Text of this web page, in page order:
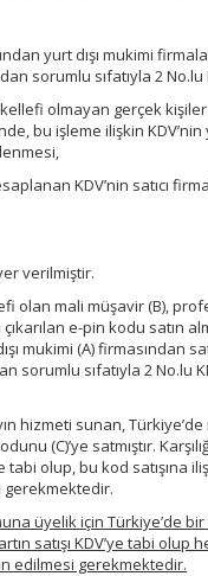
yurt dışı mukimi
sorumlu sıfatıyla 2
olmayan gerçek
bu işleme ilişkin
KDV’nin satıcı
verilmiştir.
olan mali müşavir (B),
çıkarılan e-pin kodu
mukimi (A) firmasından
sorumlu sıfatıyla 2
hizmeti sunan,
(C)’ye satmıştır.
olup, bu kod satışına
üyelik için Türkiye’de
satışı KDV’ye tabi
edilmesi gerekmektedir.